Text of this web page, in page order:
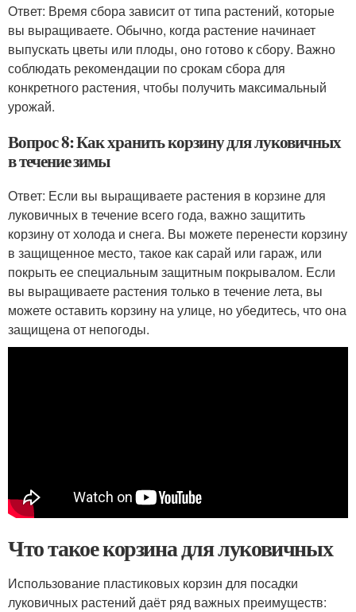
Ответ: Время сбора зависит от типа растений, которые
вы выращиваете. Обычно, когда растение начинает
выпускать цветы или плоды, оно готово к сбору. Важно
соблюдать рекомендации по срокам сбора для
конкретного растения, чтобы получить максимальный
урожай.
Вопрос 8: Как хранить корзину для луковичных
в течение зимы
Ответ: Если вы выращиваете растения в корзине для
луковичных в течение всего года, важно защитить
корзину от холода и снега. Вы можете перенести корзину
в защищенное место, такое как сарай или гараж, или
покрыть ее специальным защитным покрывалом. Если
вы выращиваете растения только в течение лета, вы
можете оставить корзину на улице, но убедитесь, что она
защищена от непогоды.
Что такое корзина для луковичных
Использование пластиковых корзин для посадки
луковичных растений даёт ряд важных преимуществ: